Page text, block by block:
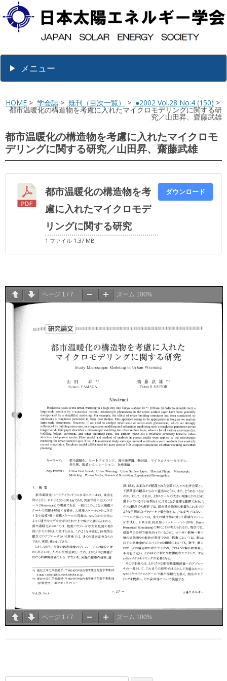
メニュー
HOME > 学会誌 > 既刊（目次一覧） > ●2002 Vol.28 No.4 (150) >
都市温暖化の構造物を考慮に入れたマイクロモデリングに関する研
究／山田昇、齋藤武雄
都市温暖化の構造物を考慮に入れたマイクロモ
デリングに関する研究／山田昇、齋藤武雄
都市温暖化の構造物を考
慮に入れたマイクロモデ
リングに関する研究
1 ファイル 1.37 MB
ダウンロード
ページ 1 / 7 ズーム 100%
ページ 1 / 7 ズーム 100%